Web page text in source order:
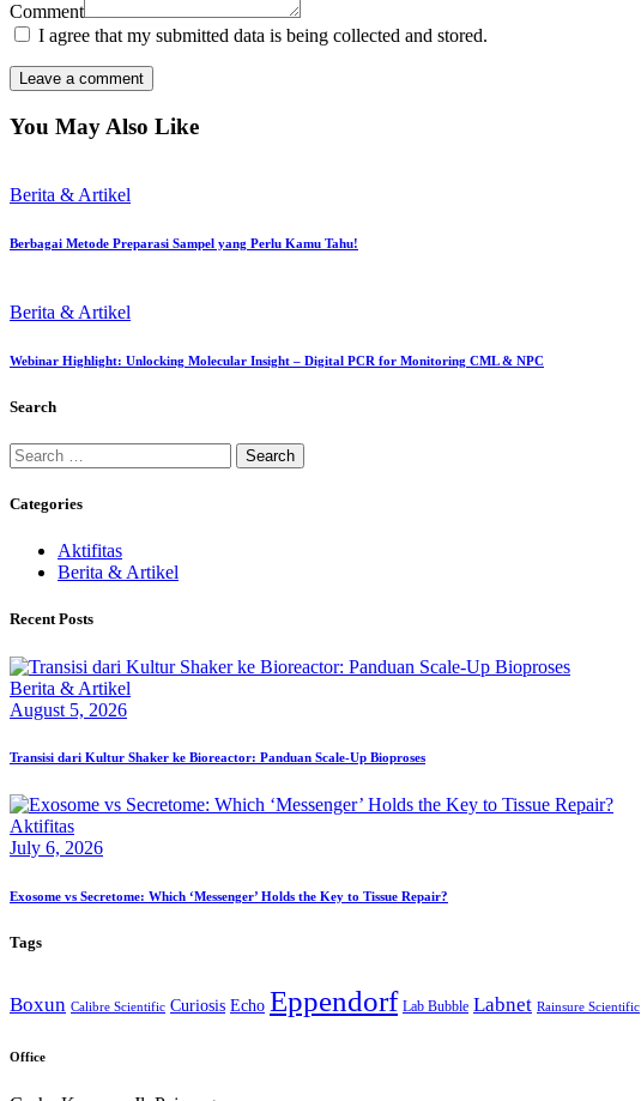
Comment
I agree that my submitted data is being collected and stored.
You May Also Like
Berita & Artikel
Berbagai Metode Preparasi Sampel yang Perlu Kamu Tahu!
Berita & Artikel
Webinar Highlight: Unlocking Molecular Insight – Digital PCR for Monitoring CML & NPC
Search
Search
for:
Categories
Aktifitas
Berita & Artikel
Recent Posts
Berita & Artikel
August 5, 2026
Transisi dari Kultur Shaker ke Bioreactor: Panduan Scale-Up Bioproses
Aktifitas
July 6, 2026
Exosome vs Secretome: Which ‘Messenger’ Holds the Key to Tissue Repair?
Tags
Boxun Calibre Scientific Curiosis Echo Eppendorf Lab Bubble Labnet Rainsure Scientific
Office